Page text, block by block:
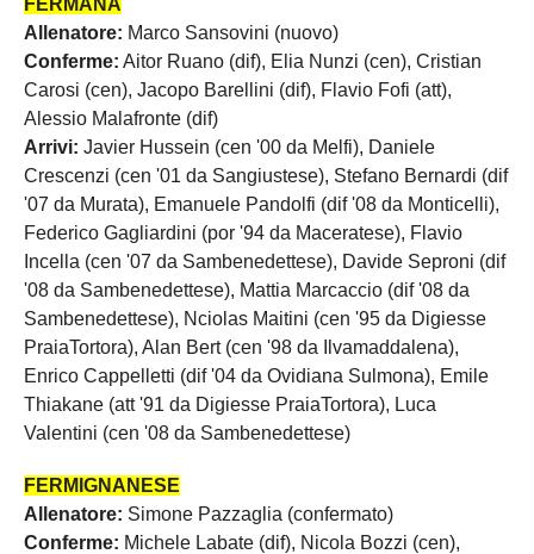
FERMANA
Allenatore: Marco Sansovini (nuovo)
Conferme: Aitor Ruano (dif), Elia Nunzi (cen), Cristian
Carosi (cen), Jacopo Barellini (dif), Flavio Fofi (att),
Alessio Malafronte (dif)
Arrivi: Javier Hussein (cen '00 da Melfi), Daniele
Crescenzi (cen '01 da Sangiustese), Stefano Bernardi (dif
'07 da Murata), Emanuele Pandolfi (dif '08 da Monticelli),
Federico Gagliardini (por '94 da Maceratese), Flavio
Incella (cen '07 da Sambenedettese), Davide Seproni (dif
'08 da Sambenedettese), Mattia Marcaccio (dif '08 da
Sambenedettese), Nciolas Maitini (cen '95 da Digiesse
PraiaTortora), Alan Bert (cen '98 da Ilvamaddalena),
Enrico Cappelletti (dif '04 da Ovidiana Sulmona), Emile
Thiakane (att '91 da Digiesse PraiaTortora), Luca
Valentini (cen '08 da Sambenedettese)
FERMIGNANESE
Allenatore: Simone Pazzaglia (confermato)
Conferme: Michele Labate (dif), Nicola Bozzi (cen),